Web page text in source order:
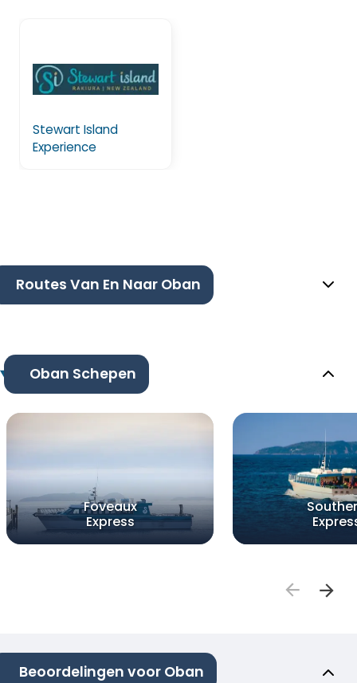
Stewart Island
Experience
Routes Van En Naar Oban
Oban Schepen
Foveaux
Express
Beoordelingen voor Oban